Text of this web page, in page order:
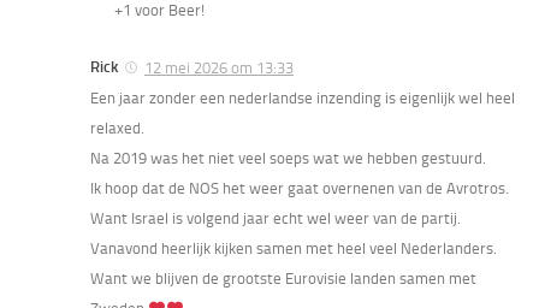
+1 voor Beer!
Rick
12 mei 2026 om 13:33
Een jaar zonder een nederlandse inzending is eigenlijk wel heel
relaxed.
Na 2019 was het niet veel soeps wat we hebben gestuurd.
Ik hoop dat de NOS het weer gaat overnenen van de Avrotros.
Want Israel is volgend jaar echt wel weer van de partij.
Vanavond heerlijk kijken samen met heel veel Nederlanders.
Want we blijven de grootste Eurovisie landen samen met